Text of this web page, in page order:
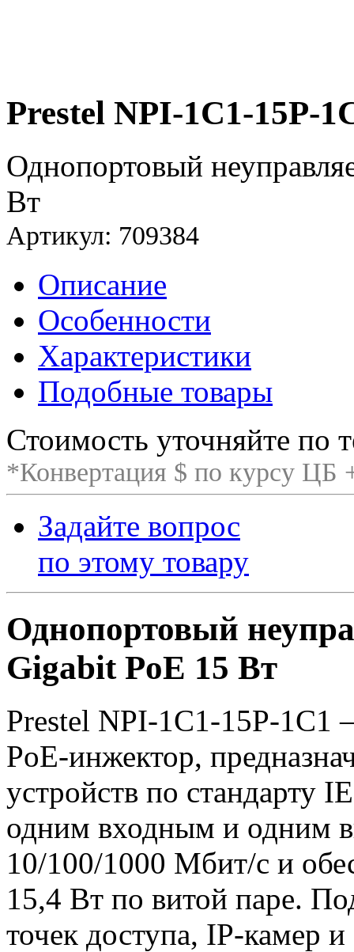
Prestel NPI-1C1-15P-
Однопортовый
Вт
Артикул: 709384
Описание
Особенности
Характеристики
Подобные товары
Стоимость уточняйте по
*Конвертация $ по курсу ЦБ
Задайте вопрос
по этому товару
Однопортовый
Gigabit PoE 15 Вт
Prestel NPI-1C1-15P-1C1
PoE-инжектор,
устройств по стандарту
одним входным и одним
10/100/1000 Мбит/с и
15,4 Вт по витой паре.
точек доступа, IP-камер